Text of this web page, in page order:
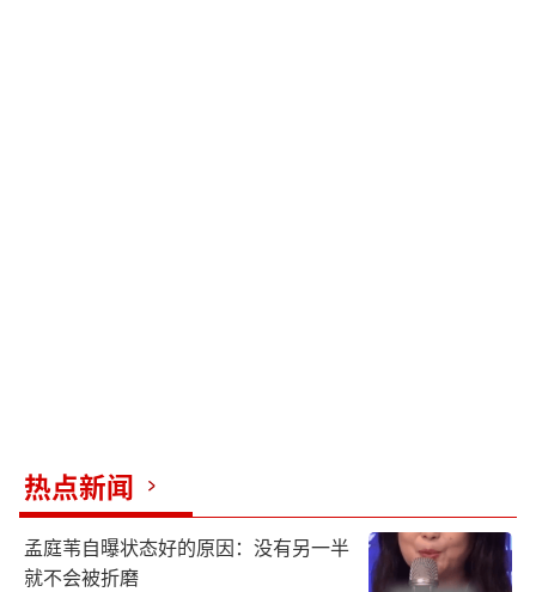
热点新闻
孟庭苇自曝状态好的原因：没有另一半
就不会被折磨